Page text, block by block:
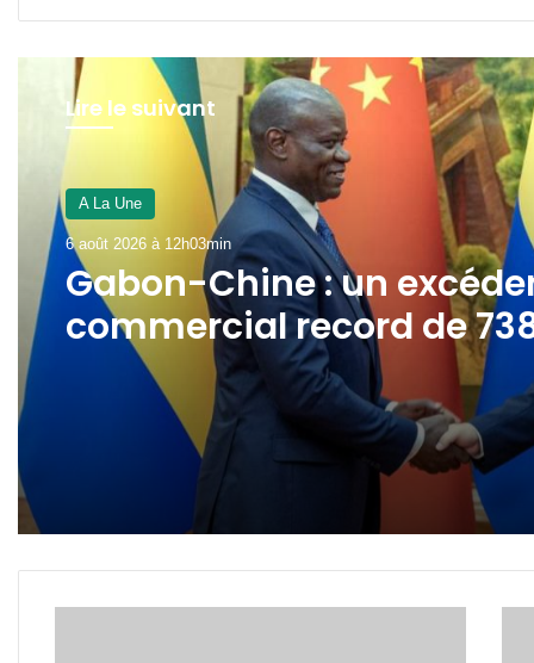
Lire le suivant
A La Une
6 août 2026 à 12h03min
Gabon-Chine : un
commercial record de
milliards FCFA au 1er
semestre 2026